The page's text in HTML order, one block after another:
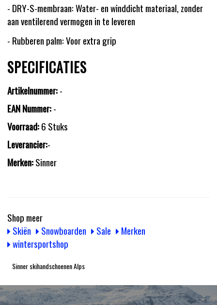
- DRY-S-membraan: Water- en winddicht materiaal, zonder
aan ventilerend vermogen in te leveren
- Rubberen palm: Voor extra grip
SPECIFICATIES
Artikelnummer:-
EAN Nummer:-
Voorraad:6 Stuks
Leverancier:-
Merken:Sinner
Shop meer
Skiën
Snowboarden Sale
Merken
wintersportshop
Sinner skihandschoenen Alps